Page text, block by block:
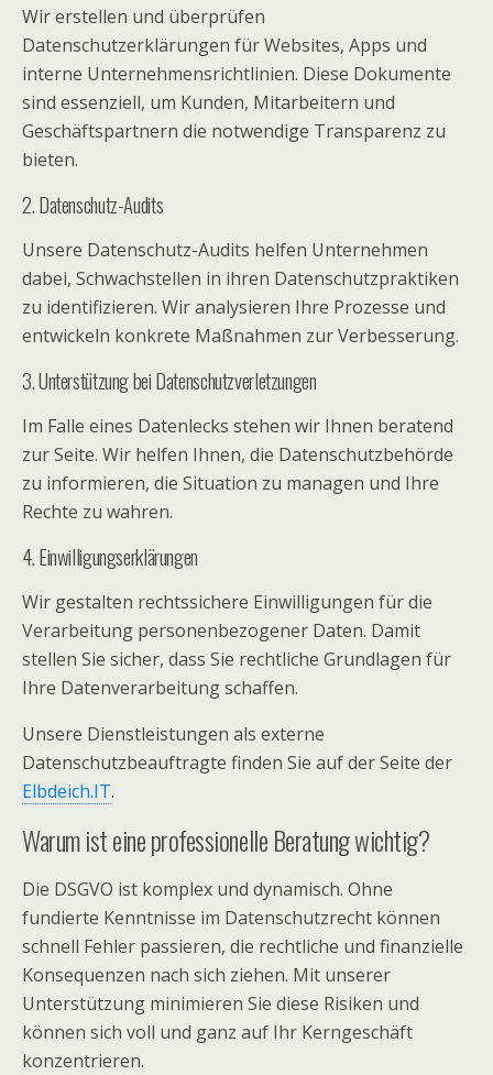
Wir erstellen und überprüfen
Datenschutzerklärungen für Websites, Apps und
interne Unternehmensrichtlinien. Diese Dokumente
sind essenziell, um Kunden, Mitarbeitern und
Geschäftspartnern die notwendige Transparenz zu
bieten.
2. Datenschutz-Audits
Unsere Datenschutz-Audits helfen Unternehmen
dabei, Schwachstellen in ihren Datenschutzpraktiken
zu identifizieren. Wir analysieren Ihre Prozesse und
entwickeln konkrete Maßnahmen zur Verbesserung.
3. Unterstützung bei Datenschutzverletzungen
Im Falle eines Datenlecks stehen wir Ihnen beratend
zur Seite. Wir helfen Ihnen, die Datenschutzbehörde
zu informieren, die Situation zu managen und Ihre
Rechte zu wahren.
4. Einwilligungserklärungen
Wir gestalten rechtssichere Einwilligungen für die
Verarbeitung personenbezogener Daten. Damit
stellen Sie sicher, dass Sie rechtliche Grundlagen für
Ihre Datenverarbeitung schaffen.
Unsere Dienstleistungen als externe
Datenschutzbeauftragte finden Sie auf der Seite der
Elbdeich.IT.
Warum ist eine professionelle Beratung wichtig?
Die DSGVO ist komplex und dynamisch. Ohne
fundierte Kenntnisse im Datenschutzrecht können
schnell Fehler passieren, die rechtliche und finanzielle
Konsequenzen nach sich ziehen. Mit unserer
Unterstützung minimieren Sie diese Risiken und
können sich voll und ganz auf Ihr Kerngeschäft
konzentrieren.